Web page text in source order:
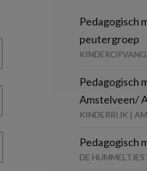
Pedagogisch
peutergroep
Pedagogisch
Amstelveen/
KINDERRIJK |
Pedagogisch
DE